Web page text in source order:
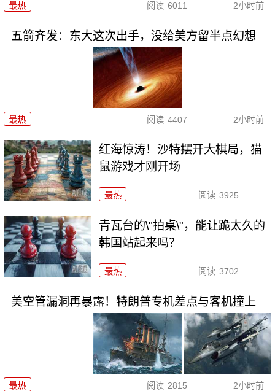
最热 阅读 6011 2小时前
五箭齐发：东大这次出手，没给美方留半点幻想
最热 阅读 4407 2小时前
红海惊涛！沙特摆开大棋局，猫
鼠游戏才刚开场
最热 阅读 3925
青瓦台的\"拍桌\"，能让跪太久的
韩国站起来吗？
最热 阅读 3702
美空管漏洞再暴露！特朗普专机差点与客机撞上
最热 阅读 2815 2小时前